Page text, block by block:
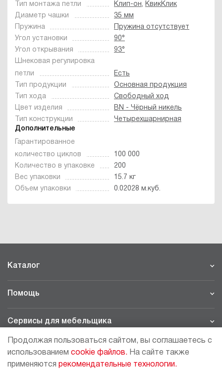
Тип монтажа петли
Клип-он, КвикКлик
Диаметр чашки
35 мм
Пружина
Пружина отсутствует
Угол установки
90°
Угол открывания
93°
Шнековая регулировка
петли
Есть
Тип продукции
Основная продукция
Тип хода
Свободный ход
Цвет изделия
BN - Чёрный никель
Тип конструкции
Четырехшарнирная
Дополнительные
Гарантированное
количество циклов
100 000
Количество в упаковке
200
Вес упаковки
15.7 кг
Объем упаковки
0.02028 м.куб.
Каталог
Помощь
Сервисы для мебельщика
Продолжая пользоваться сайтом, вы соглашаетесь с
использованием cookie файлов. На сайте также
применяются рекомендательные технологии.